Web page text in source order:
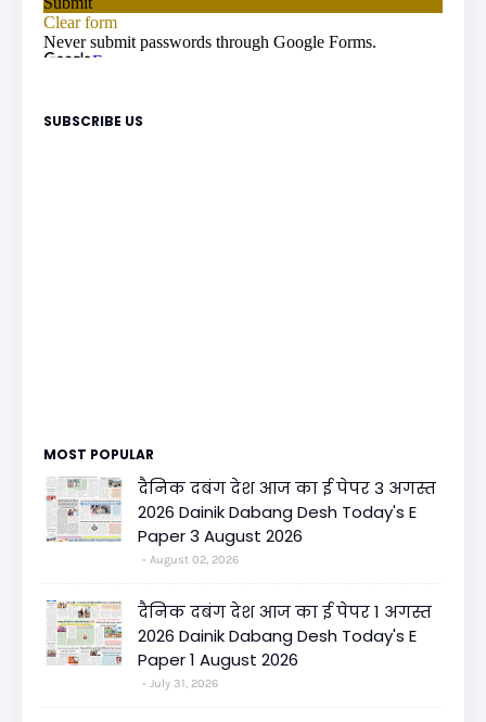
SUBSCRIBE US
MOST POPULAR
दैनिक दबंग देश आज का ई पेपर 3 अगस्त
2026 Dainik Dabang Desh Today's E
Paper 3 August 2026
August 02, 2026
दैनिक दबंग देश आज का ई पेपर 1 अगस्त
2026 Dainik Dabang Desh Today's E
Paper 1 August 2026
July 31, 2026